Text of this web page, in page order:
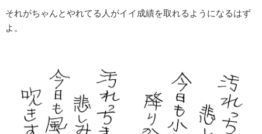
それがちゃんとやれてる人がイイ成績を取れるようになるはず
よ。